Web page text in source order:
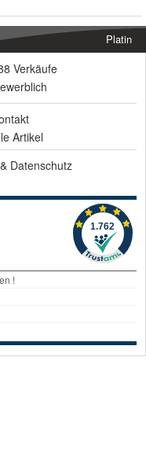
Platin
Verkäufe
Artikel
& Datenschutz